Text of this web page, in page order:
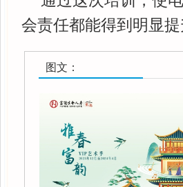
会责任都能得到明显
图文：